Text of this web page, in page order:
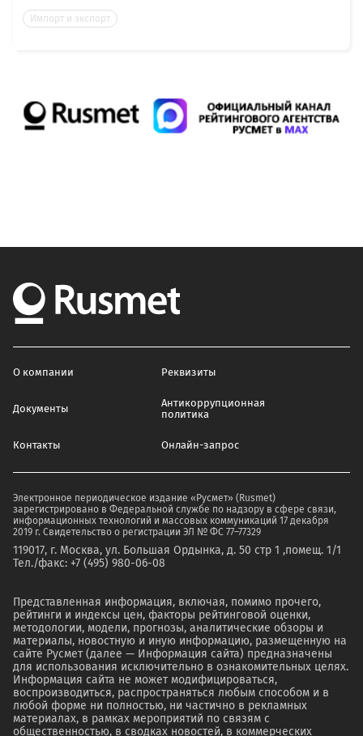
Импорт и экспорт
О компании Реквизиты
Документы
Антикоррупционная
политика
Контакты Онлайн-запрос
Электронное периодическое издание «Русмет» (Rusmet)
зарегистрировано в Федеральной службе по надзору в сфере связи,
информационных технологий и массовых коммуникаций 17 декабря
2019 г. Свидетельство о регистрации ЭЛ № ФС 77–77329
119017, г. Москва, ул. Большая Ордынка, д. 50 стр 1 ,помещ. 1/1
Тел./факс: +7 (495) 980-06-08
Представленная информация, включая, помимо прочего,
рейтинги и индексы цен, факторы рейтинговой оценки,
методологии, модели, прогнозы, аналитические обзоры и
материалы, новостную и иную информацию, размещенную на
сайте Русмет (далее — Информация сайта) предназначены
для использования исключительно в ознакомительных целях.
Информация сайта не может модифицироваться,
воспроизводиться, распространяться любым способом и в
любой форме ни полностью, ни частично в рекламных
материалах, в рамках мероприятий по связям с
общественностью, в сводках новостей, в коммерческих